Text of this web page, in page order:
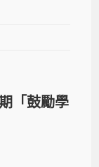
「鼓勵學